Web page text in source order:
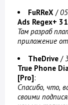
FuRReX /
Ads Regex+
Там разраб
приложение
TheDrive /
True Phone
[Pro]:
Спасибо, что,
своими